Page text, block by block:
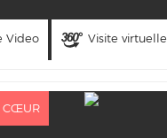
Video Visite virtuelle
CŒUR